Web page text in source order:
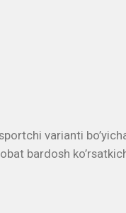
varianti
bardosh